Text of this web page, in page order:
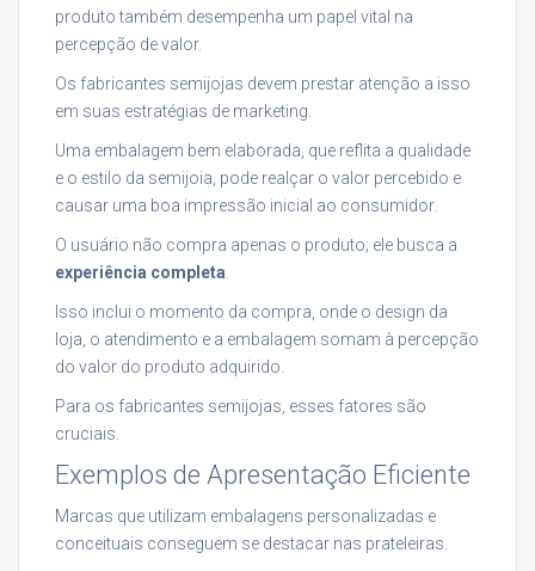
produto também desempenha um papel vital na
percepção de valor.
Os fabricantes semijojas devem prestar atenção a isso
em suas estratégias de marketing.
Uma embalagem bem elaborada, que reflita a qualidade
e o estilo da semijoia, pode realçar o valor percebido e
causar uma boa impressão inicial ao consumidor.
O usuário não compra apenas o produto; ele busca a
experiência completa
Isso inclui o momento da compra, onde o design da
loja, o atendimento e a embalagem somam à percepção
do valor do produto adquirido.
Para os fabricantes semijojas, esses fatores são
cruciais.
Exemplos de Apresentação Eficiente
Marcas que utilizam embalagens personalizadas e
conceituais conseguem se destacar nas prateleiras.